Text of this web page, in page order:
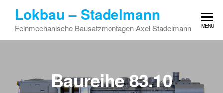
springen
Lokbau – Stadelmann
Feinmechanische Bausatzmontagen Axel Stadelmann MENÜ
Baureihe 83.10